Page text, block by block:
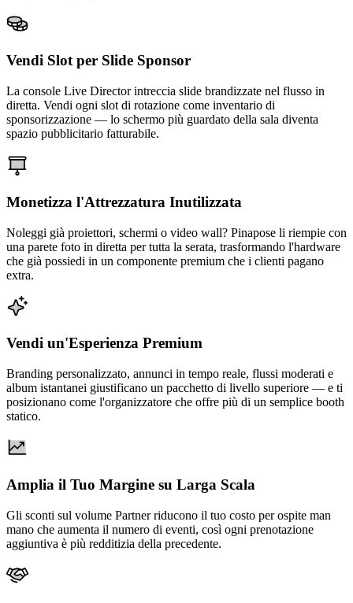
Vendi Slot per Slide Sponsor
La console Live Director intreccia slide brandizzate nel flusso in
diretta. Vendi ogni slot di rotazione come inventario di
sponsorizzazione — lo schermo più guardato della sala diventa
spazio pubblicitario fatturabile.
Monetizza l'Attrezzatura Inutilizzata
Noleggi già proiettori, schermi o video wall? Pinapose li riempie con
una parete foto in diretta per tutta la serata, trasformando l'hardware
che già possiedi in un componente premium che i clienti pagano
extra.
Vendi un'Esperienza Premium
Branding personalizzato, annunci in tempo reale, flussi moderati e
album istantanei giustificano un pacchetto di livello superiore — e ti
posizionano come l'organizzatore che offre più di un semplice booth
statico.
Amplia il Tuo Margine su Larga Scala
Gli sconti sul volume Partner riducono il tuo costo per ospite man
mano che aumenta il numero di eventi, così ogni prenotazione
aggiuntiva è più redditizia della precedente.